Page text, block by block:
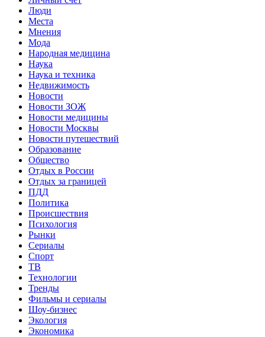
Люди
Места
Мнения
Мода
Народная медицина
Наука
Наука и техника
Недвижимость
Новости
Новости ЗОЖ
Новости медицины
Новости Москвы
Новости путешествий
Образование
Общество
Отдых в России
Отдых за границей
ПДД
Политика
Происшествия
Психология
Рынки
Сериалы
Спорт
ТВ
Технологии
Тренды
Фильмы и сериалы
Шоу-бизнес
Экология
Экономика